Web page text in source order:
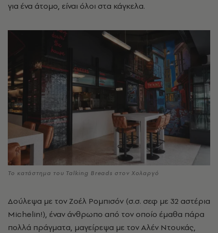
για ένα άτομο, είναι όλοι στα κάγκελα.
Το κατάστημα του Talking Breads στον Χολαργό
Δούλεψα με τον Ζοέλ Ρομπισόν (σ.σ. σεφ με 32 αστέρια
Michelin!), έναν άνθρωπο από τον οποίο έμαθα πάρα
πολλά πράγματα, μαγείρεψα με τον Αλέν Ντουκάς,